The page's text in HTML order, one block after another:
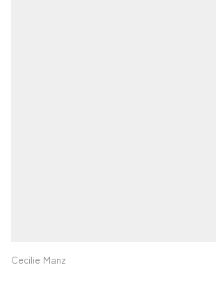
Cecilie Manz